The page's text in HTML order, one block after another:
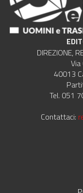
DIREZIONE,
40013
Tel. 051
Contattaci: